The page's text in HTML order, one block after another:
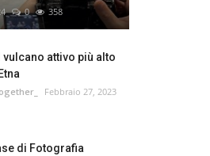
0 358
attivo più alto
Febbraio 27, 2023
di Fotografia